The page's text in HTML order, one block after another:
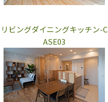
リビングダイニングキッチン-C
ASE03